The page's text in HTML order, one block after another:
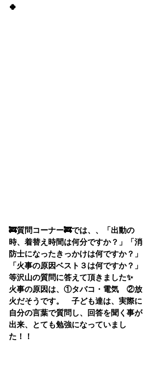
🍀
🚒質問コーナー🚒では、、「出動の
時、着替え時間は何分ですか？」「消
防士になったきっかけは何ですか？」
「火事の原因ベスト３は何ですか？」
等沢山の質問に答えて頂きました✨
火事の原因は、①タバコ・電気　②放
火だそうです。　子ども達は、実際に
自分の言葉で質問し、回答を聞く事が
出来、とても勉強になっていまし
た！！